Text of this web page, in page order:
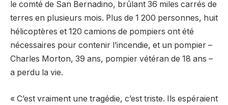
le comté de San Bernadino, brûlant 36 miles carrés de
terres en plusieurs mois. Plus de 1 200 personnes, huit
hélicoptères et 120 camions de pompiers ont été
nécessaires pour contenir l’incendie, et un pompier –
Charles Morton, 39 ans, pompier vétéran de 18 ans –
a perdu la vie.
« C’est vraiment une tragédie, c’est triste. Ils espéraient